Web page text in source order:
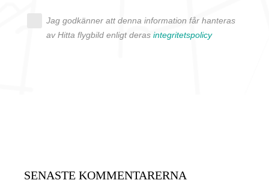
Jag godkänner att denna information får hanteras
av Hitta flygbild enligt deras integritetspolicy
SENASTE KOMMENTARERNA